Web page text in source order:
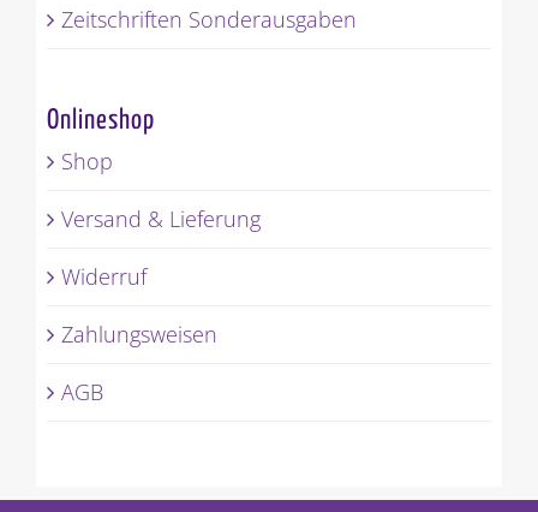
Zeitschriften Sonderausgaben
Onlineshop
Shop
Versand & Lieferung
Widerruf
Zahlungsweisen
AGB